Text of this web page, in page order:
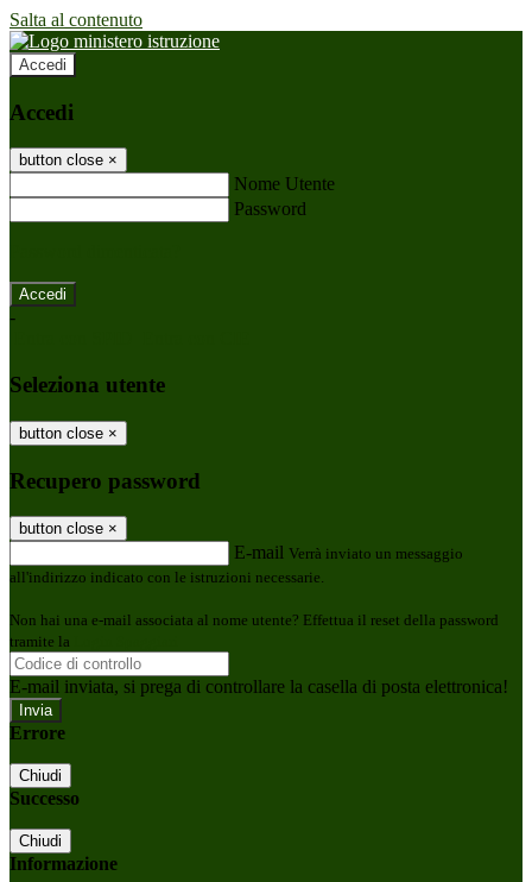
Salta al contenuto
Accedi
Accedi
button close ×
Nome Utente
Password
-
Seleziona utente
button close ×
Recupero password
button close ×
E-mail Verrà inviato un messaggio
all'indirizzo indicato con le istruzioni necessarie.
Non hai una e-mail associata al nome utente? Effettua il reset della password
tramite la
E-mail inviata, si prega di controllare la casella di posta elettronica!
Errore
Chiudi
Successo
Chiudi
Informazione